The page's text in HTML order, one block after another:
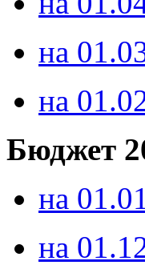
на
на
Бюджет
на
на